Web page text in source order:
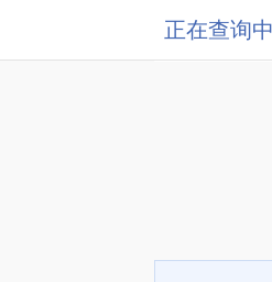
正在查询中